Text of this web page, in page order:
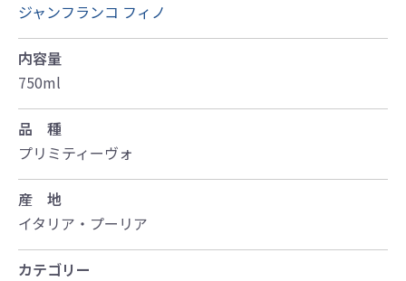
ジャンフランコ フィノ
内容量
750ml
品 種
プリミティーヴォ
産 地
イタリア・プーリア
カテゴリー